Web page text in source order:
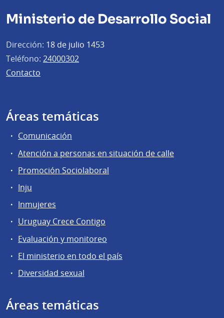
Ministerio de Desarrollo Social
Dirección: 18 de julio 1453
Teléfono: 24000302
Contacto
Áreas temáticas
Comunicación
Atención a personas en situación de calle
Promoción Sociolaboral
Inju
Inmujeres
Uruguay Crece Contigo
Evaluación y monitoreo
El ministerio en todo el país
Diversidad sexual
Áreas temáticas